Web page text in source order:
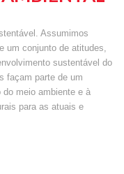
Assumimos
um conjunto de atitudes,
sustentável do
façam parte de um
meio ambiente e à
para as atuais e